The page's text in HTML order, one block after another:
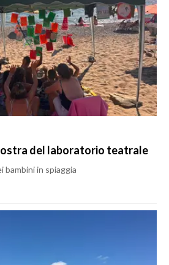
del laboratorio teatrale
bambini in spiaggia